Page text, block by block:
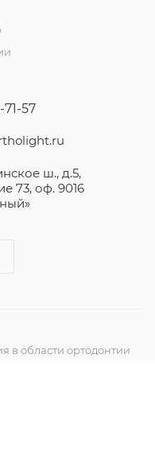
71-57
ш., д.5,
73, оф. 9016
в области ортодонтии